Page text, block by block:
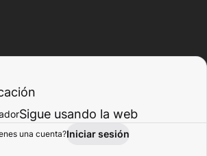
Explorar Actividad
Sigue usando la web
una cuenta?Iniciar sesión